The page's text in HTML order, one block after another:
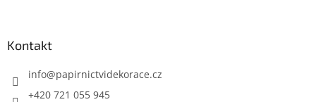
Kontakt
info@papirnictvidekorace.cz
+420 721 055 945